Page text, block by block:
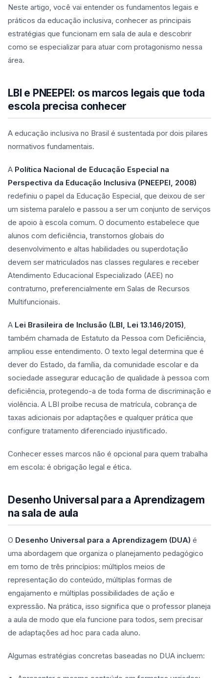
Neste artigo, você vai entender os fundamentos legais e
práticos da educação inclusiva, conhecer as principais
estratégias que funcionam em sala de aula e descobrir
como se especializar para atuar com protagonismo nessa
área.
LBI e PNEEPEI: os marcos legais que toda
escola precisa conhecer
A educação inclusiva no Brasil é sustentada por dois pilares
normativos fundamentais.
A Política Nacional de Educação Especial na
Perspectiva da Educação Inclusiva (PNEEPEI, 2008)
redefiniu o papel da Educação Especial, que deixou de ser
um sistema paralelo e passou a ser um conjunto de serviços
de apoio à escola comum. O documento estabelece que
alunos com deficiência, transtornos globais do
desenvolvimento e altas habilidades ou superdotação
devem ser matriculados nas classes regulares e receber
Atendimento Educacional Especializado (AEE) no
contraturno, preferencialmente em Salas de Recursos
Multifuncionais.
A Lei Brasileira de Inclusão (LBI, Lei 13.146/2015),
também chamada de Estatuto da Pessoa com Deficiência,
ampliou esse entendimento. O texto legal determina que é
dever do Estado, da família, da comunidade escolar e da
sociedade assegurar educação de qualidade à pessoa com
deficiência, protegendo-a de toda forma de discriminação e
violência. A LBI proíbe recusa de matrícula, cobrança de
taxas adicionais por adaptações e qualquer prática que
configure tratamento diferenciado injustificado.
Conhecer esses marcos não é opcional para quem trabalha
em escola: é obrigação legal e ética.
Desenho Universal para a Aprendizagem
na sala de aula
O Desenho Universal para a Aprendizagem (DUA) é
uma abordagem que organiza o planejamento pedagógico
em torno de três princípios: múltiplos meios de
representação do conteúdo, múltiplas formas de
engajamento e múltiplas possibilidades de ação e
expressão. Na prática, isso significa que o professor planeja
a aula de modo que ela funcione para todos, sem precisar
de adaptações ad hoc para cada aluno.
Algumas estratégias concretas baseadas no DUA incluem: